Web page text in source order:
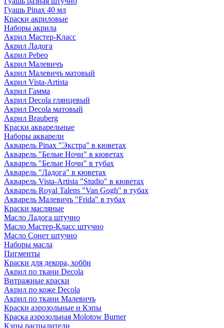
Гуашь Pinax 40 мл
Краски акриловые
Наборы акрила
Акрил Мастер-Класс
Акрил Ладога
Акрил Pebeo
Акрил Малевичъ
Акрил Малевичъ матовый
Акрил Vista-Artista
Акрил Гамма
Акрил Decola глянцевый
Акрил Decola матовый
Акрил Brauberg
Краски акварельные
Наборы акварели
Акварель Pinax "Экстра" в кюветах
Акварель "Белые Ночи" в кюветах
Акварель "Белые Ночи" в тубах
Акварель "Ладога" в кюветах
Акварель Vista-Artista "Studio" в кюветах
Акварель Royal Talens "Van Gogh" в тубах
Акварель Малевичъ "Frida" в тубах
Краски масляные
Масло Ладога штучно
Масло Мастер-Класс штучно
Масло Сонет штучно
Наборы масла
Пигменты
Краски для декора, хобби
Акрил по ткани Decola
Витражные краски
Акрил по коже Decola
Акрил по ткани Малевичъ
Краски аэрозольные и Кэпы
Краска аэрозольная Molotow Burner
Кэпы распылители